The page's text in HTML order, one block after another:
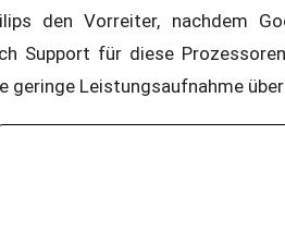
den Vorreiter, nachdem
Support für diese
geringe Leistungsaufnahme